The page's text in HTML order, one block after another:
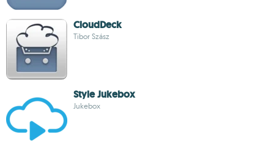
CloudDeck
Tibor Szász
Style Jukebox
Jukebox